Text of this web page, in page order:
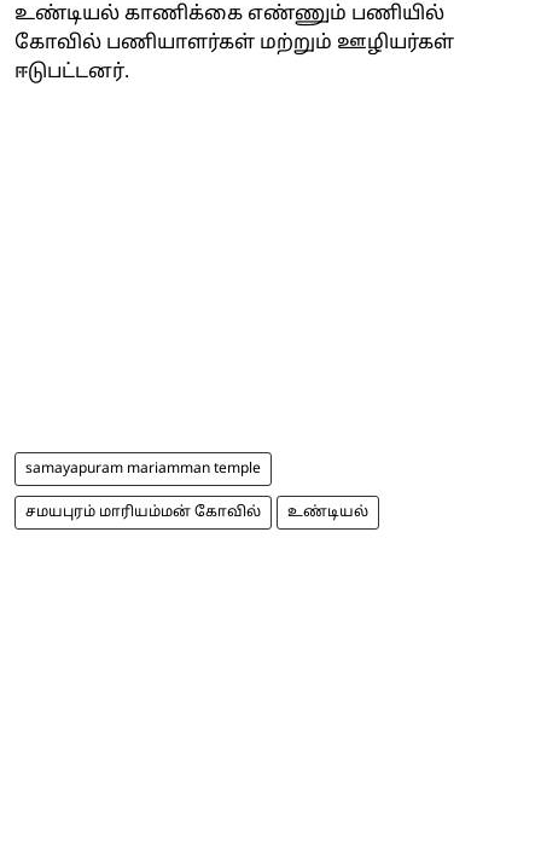
உண்டியல் காணிக்கை எண்ணும் பணியில்
கோவில் பணியாளர்கள் மற்றும் ஊழியர்கள்
ஈடுபட்டனர்.
samayapuram mariamman temple
சமயபுரம் மாரியம்மன் கோவில் உண்டியல்